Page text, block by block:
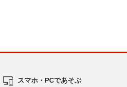
スマホ・PCであそぶ